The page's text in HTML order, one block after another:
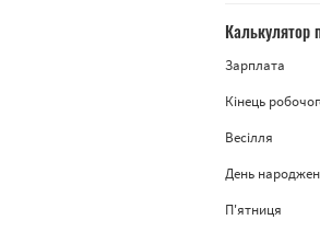
Калькулятор
Зарплата
Кінець
Весілля
День
П'ятниця